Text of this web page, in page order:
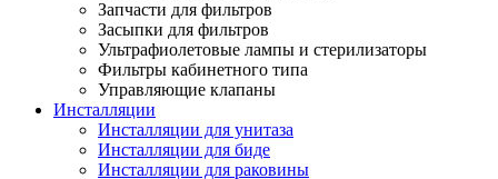
Запчасти для фильтров
Засыпки для фильтров
Ультрафиолетовые лампы и стерилизаторы
Фильтры кабинетного типа
Управляющие клапаны
Инсталляции
Инсталляции для унитаза
Инсталляции для биде
Инсталляции для раковины